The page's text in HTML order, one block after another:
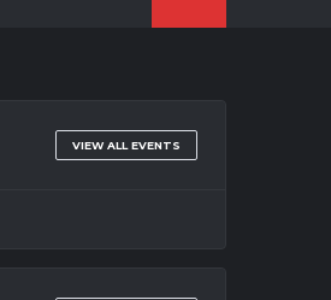
VIEW ALL EVENTS